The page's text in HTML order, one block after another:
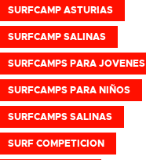
SURFCAMP ASTURIAS
SURFCAMP SALINAS
SURFCAMPS PARA JOVENES
SURFCAMPS PARA NIÑOS
SURFCAMPS SALINAS
SURF COMPETICION